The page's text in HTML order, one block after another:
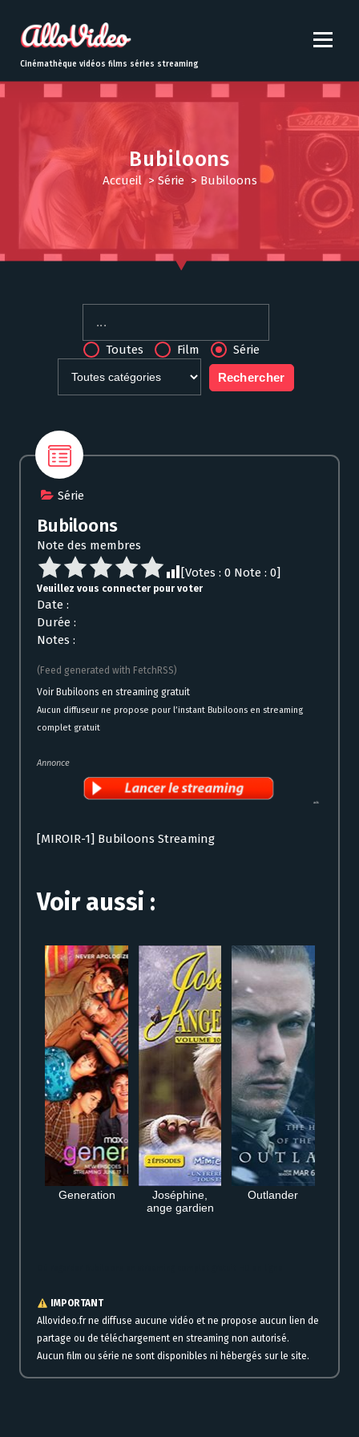
t
o
Cinémathèque vidéos films séries streaming
Bubiloons
Accueil>Série> Bubiloons
Toutes Film Série
Série
Bubiloons
Note des membres
[Votes : 0 Note : 0]
Veuillez vous connecter pour voter
Date :
Durée :
Notes :
(Feed generated with FetchRSS)
Voir Bubiloons en streaming gratuit
Aucun diffuseur ne propose pour l’instant Bubiloons en streaming
complet gratuit
Annonce
[MIROIR-1] Bubiloons Streaming
Voir aussi :
Generation
Joséphine,
ange gardien
Outlander
IMPORTANT
Allovideo.fr ne diffuse aucune vidéo et ne propose aucun lien de
partage ou de téléchargement en streaming non autorisé.
Aucun film ou série ne sont disponibles ni hébergés sur le site.